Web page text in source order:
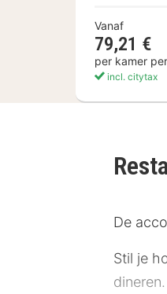
Vanaf
79,21 €
per kamer
incl. citytax
De
Stil je